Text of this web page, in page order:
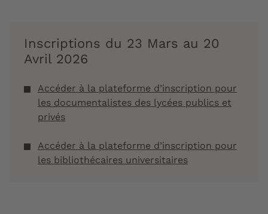
Inscriptions du 23 Mars au 20
Avril 2026
Accéder à la plateforme d’inscription pour
les documentalistes des lycées publics et
privés
Accéder à la plateforme d’inscription pour
les bibliothécaires universitaires